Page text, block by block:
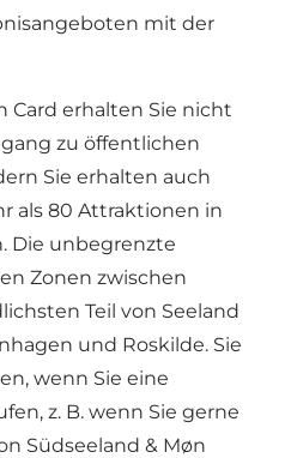
mit der
Card erhalten Sie nicht
zu öffentlichen
Sie erhalten auch
als 80 Attraktionen in
Die unbegrenzte
Zonen zwischen
Teil von Seeland
und Roskilde. Sie
wenn Sie eine
z. B. wenn Sie gerne
Südseeland & Møn